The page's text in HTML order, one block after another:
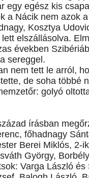
egy egész kis
a Nácik nem azok
Kosztya
elszállásolva.
években
sereggel.
nem tett le arról,
de soha többé
golyó
írásban
főhadnagy
Berei Miklós, 2-
György,
Varga László